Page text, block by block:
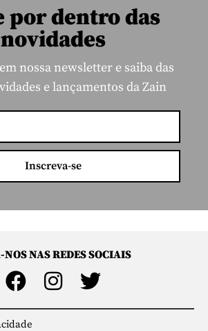
por dentro das
novidades
nossa newsletter e saiba das
e lançamentos da Zain
Inscreva-se
NOS NAS REDES SOCIAIS